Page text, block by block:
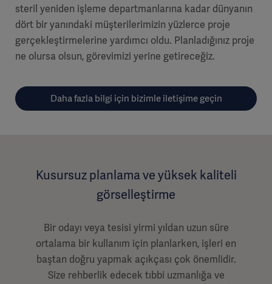
steril yeniden işleme departmanlarına kadar dünyanın
dört bir yanındaki müşterilerimizin yüzlerce proje
gerçekleştirmelerine yardımcı oldu. Planladığınız proje
ne olursa olsun, görevimizi yerine getireceğiz.
Daha fazla bilgi için bizimle iletişime geçin
Kusursuz planlama ve yüksek kaliteli
görselleştirme
Bir odayı veya tesisi yirmi yıldan uzun süre
ortalama bir kullanım için planlarken, işleri en
baştan doğru yapmak açıkçası çok önemlidir.
Size rehberlik edecek tıbbi uzmanlığa ve